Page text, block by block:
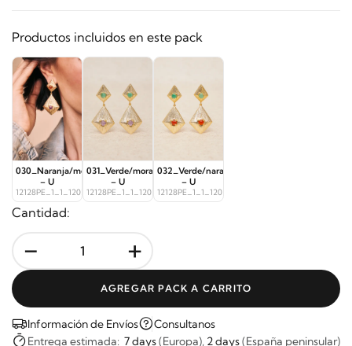
Productos incluidos en este pack
030_Naranja/morado
– U
12128PE_1_1_12020
031_Verde/morado
– U
12128PE_1_1_12021
032_Verde/naranja
– U
12128PE_1_1_12022
Cantidad:
- +
AGREGAR PACK A CARRITO
Información de Envíos
Consultanos
Entrega estimada: 7 days(Europa), 2 days(España peninsular)